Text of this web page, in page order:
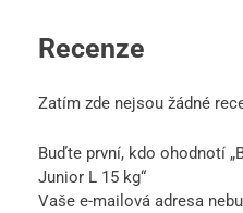
Recenze
Zatím zde nejsou žádné
Buďte první, kdo ohodnotí
Junior L 15 kg“
Vaše e-mailová adresa